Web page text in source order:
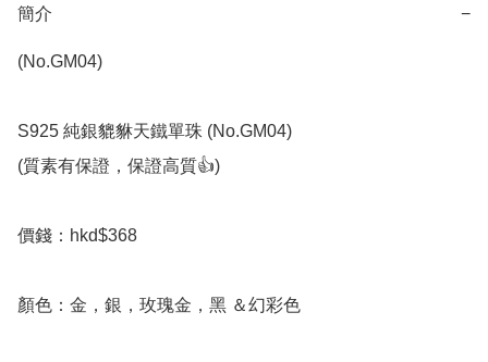
簡介 −
(No.GM04)
S925 純銀貔貅天鐵單珠 (No.GM04)
(質素有保證，保證高質👍)
價錢：hkd$368
顏色：金，銀，玫瑰金，黑 ＆幻彩色